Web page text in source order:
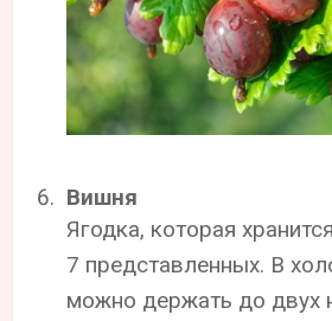
Вишня
Ягодка, которая
7 представленных. В
можно держать до двух